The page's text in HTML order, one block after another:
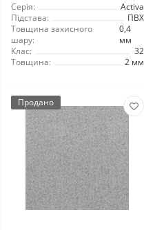
Серія:
Activa
Підстава:
ПВХ
Товщина захисного
шару:
0,4
мм
Клас:
32
Товщина:
2 мм
Продано